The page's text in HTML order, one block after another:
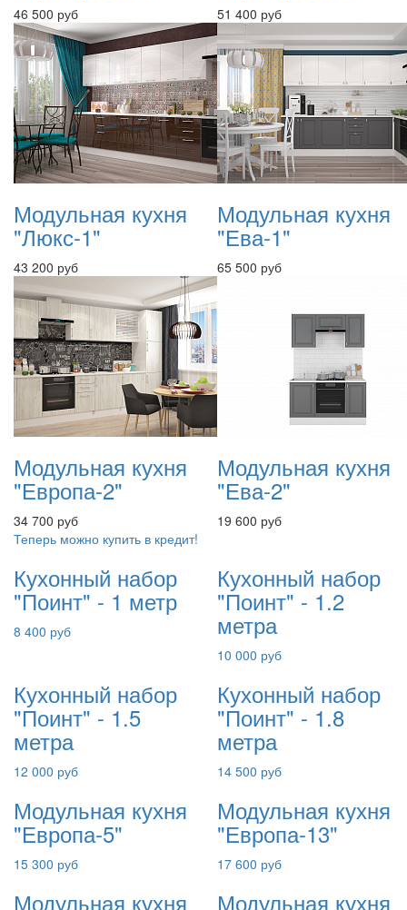
46 500 руб 51 400 руб
Модульная кухня
"Люкс-1"
43 200 руб
Модульная кухня
"Ева-1"
65 500 руб
Модульная кухня
"Европа-2"
34 700 руб
Модульная кухня
"Ева-2"
19 600 руб
Теперь можно купить в кредит!
Кухонный набор
"Поинт" - 1 метр
8 400 руб
Кухонный набор
"Поинт" - 1.2
метра
10 000 руб
Кухонный набор
"Поинт" - 1.5
метра
12 000 руб
Кухонный набор
"Поинт" - 1.8
метра
14 500 руб
Модульная кухня
"Европа-5"
15 300 руб
Модульная кухня
"Европа-13"
17 600 руб
Модульная кухня Модульная кухня